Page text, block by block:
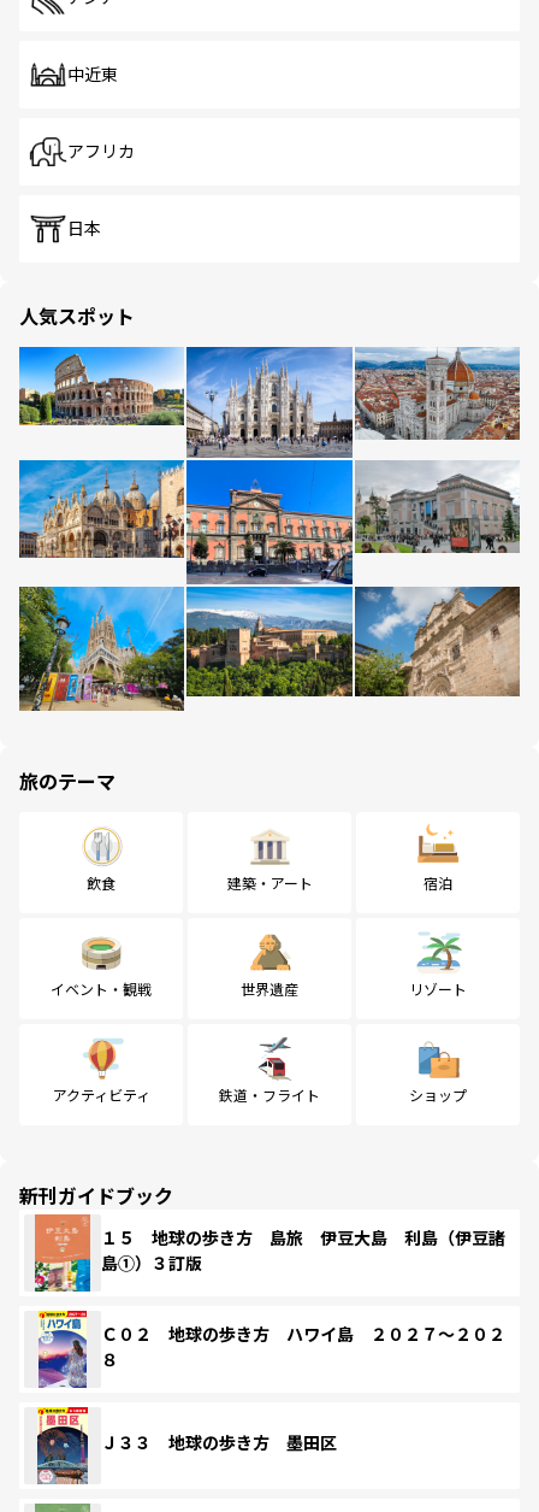
中近東
アフリカ
日本
人気スポット
旅のテーマ
飲食 建築・アート 宿泊
イベント・観戦 世界遺産 リゾート
アクティビティ 鉄道・フライト ショップ
新刊ガイドブック
１５ 地球の歩き方 島旅 伊豆大島 利島（伊豆諸
島①）３訂版
Ｃ０２ 地球の歩き方 ハワイ島 ２０２７～２０２
８
Ｊ３３ 地球の歩き方 墨田区